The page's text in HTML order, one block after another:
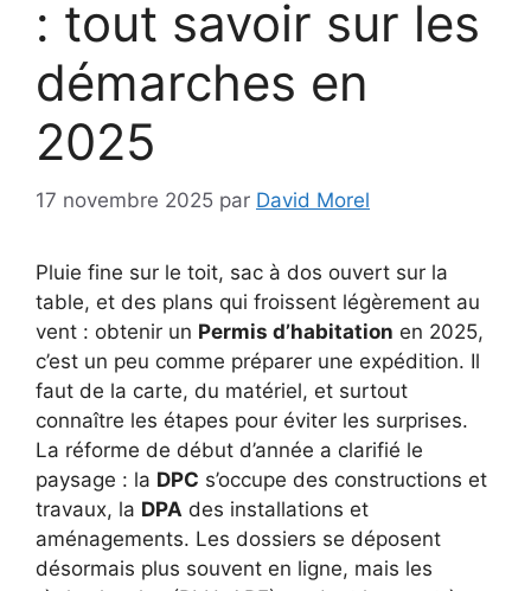
: tout savoir sur les
démarches en
2025
17 novembre 2025 par David Morel
Pluie fine sur le toit, sac à dos ouvert sur la
table, et des plans qui froissent légèrement au
vent : obtenir un Permis d’habitation en 2025,
c’est un peu comme préparer une expédition. Il
faut de la carte, du matériel, et surtout
connaître les étapes pour éviter les surprises.
La réforme de début d’année a clarifié le
paysage : la DPC s’occupe des constructions et
travaux, la DPA des installations et
aménagements. Les dossiers se déposent
désormais plus souvent en ligne, mais les